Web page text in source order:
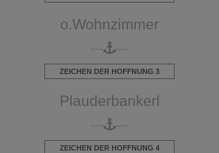
o.Wohnzimmer
~~~ ~~~
ZEICHEN DER HOFFNUNG 3
Plauderbankerl
~~~ ~~~
ZEICHEN DER HOFFNUNG 4